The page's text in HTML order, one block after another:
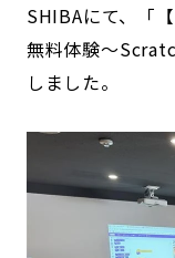
SHIBAにて、「
無料体験～
しました。